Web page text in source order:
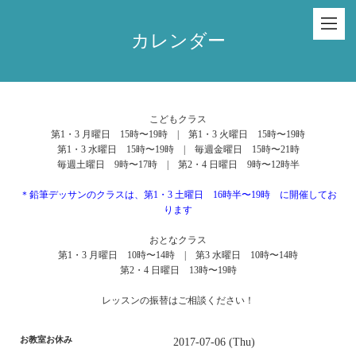
カレンダー
こどもクラス
第1・3 月曜日 15時〜19時 | 第1・3 火曜日 15時〜19時
第1・3 水曜日 15時〜19時 | 毎週金曜日 15時〜21時
毎週土曜日 9時〜17時 | 第2・4 日曜日 9時〜12時半
＊鉛筆デッサンのクラスは、第1・3 土曜日 16時半〜19時 に開催してお
ります
おとなクラス
第1・3 月曜日 10時〜14時 | 第3 水曜日 10時〜14時
第2・4 日曜日 13時〜19時
レッスンの振替はご相談ください！
お教室お休み 2017-07-06 (Thu)